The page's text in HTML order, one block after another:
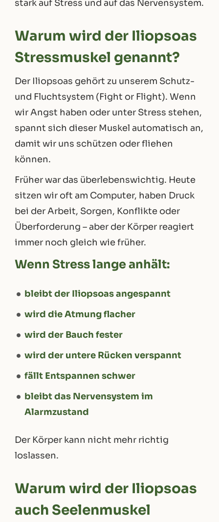
stark auf Stress und auf das Nervensystem.
Warum wird der Iliopsoas
Stressmuskel genannt?
Der Iliopsoas gehört zu unserem Schutz-
und Fluchtsystem (Fight or Flight). Wenn
wir Angst haben oder unter Stress stehen,
spannt sich dieser Muskel automatisch an,
damit wir uns schützen oder fliehen
können.
Früher war das überlebenswichtig. Heute
sitzen wir oft am Computer, haben Druck
bei der Arbeit, Sorgen, Konflikte oder
Überforderung – aber der Körper reagiert
immer noch gleich wie früher.
Wenn Stress lange anhält:
bleibt der Iliopsoas angespannt
wird die Atmung flacher
wird der Bauch fester
wird der untere Rücken verspannt
fällt Entspannen schwer
bleibt das Nervensystem im
Alarmzustand
Der Körper kann nicht mehr richtig
loslassen.
Warum wird der Iliopsoas
auch Seelenmuskel